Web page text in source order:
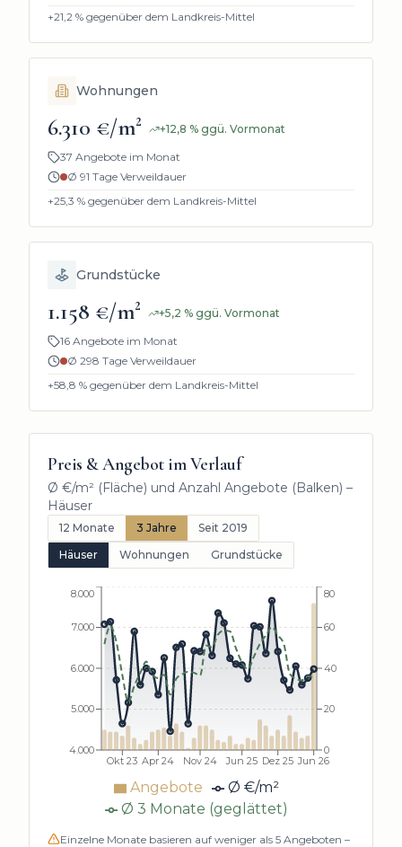
+21,2 % gegenüber dem Landkreis-Mittel
Wohnungen
6.310 €/m² +12,8 % ggü. Vormonat
37 Angebote im Monat
Ø 91 Tage Verweildauer
+25,3 % gegenüber dem Landkreis-Mittel
Grundstücke
1.158 €/m² +5,2 % ggü. Vormonat
16 Angebote im Monat
Ø 298 Tage Verweildauer
+58,8 % gegenüber dem Landkreis-Mittel
Preis & Angebot im Verlauf
Ø €/m² (Fläche) und Anzahl Angebote (Balken) –
Häuser
12 Monate 3 Jahre
Seit 2019
Häuser
Wohnungen Grundstücke
Okt 23 Apr 24 Nov 24 Jun 25 Dez 25 Jun 26
4.000
5.000
6.000
7.000
8.000
0
20
40
60
80
Angebote
Ø €/m²
Ø 3 Monate (geglättet)
Einzelne Monate basieren auf weniger als 5 Angeboten –